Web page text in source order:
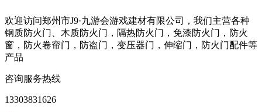
欢迎访问郑州市J9·九游会游戏建材有限公司，我们主营各种
钢质防火门、木质防火门，隔热防火门，免漆防火门，防火
窗，防火卷帘门，防盗门，变压器门，伸缩门，防火门配件等
产品
咨询服务热线
13303831626